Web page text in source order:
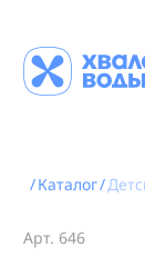
/Каталог/
Арт. 646